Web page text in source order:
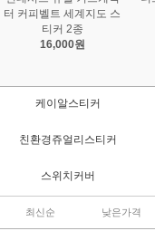
발] 눈꽃/루돌프/눈사람/얼
음데코/포인트시트
12,000원
케이알스티커
친환경쥬얼리스티커
스위치커버
최신순 낮은가격